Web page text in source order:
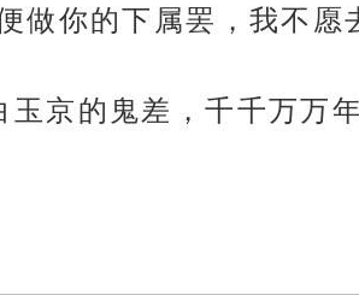
做你的下属罢，我不愿
京的鬼差，千千万万